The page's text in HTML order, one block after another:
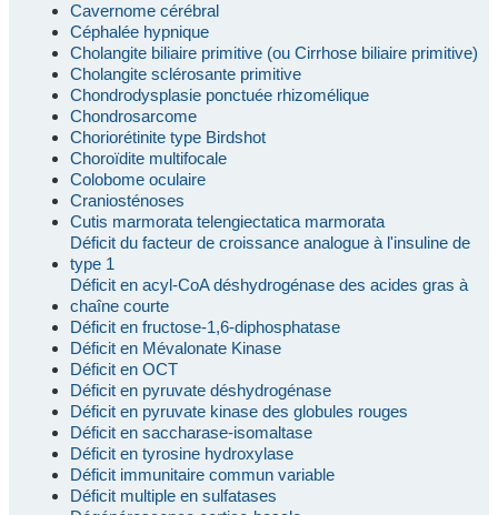
Cavernome cérébral
Céphalée hypnique
Cholangite biliaire primitive (ou Cirrhose biliaire primitive)
Cholangite sclérosante primitive
Chondrodysplasie ponctuée rhizomélique
Chondrosarcome
Choriorétinite type Birdshot
Choroïdite multifocale
Colobome oculaire
Craniosténoses
Cutis marmorata telengiectatica marmorata
Déficit du facteur de croissance analogue à l'insuline de
type 1
Déficit en acyl-CoA déshydrogénase des acides gras à
chaîne courte
Déficit en fructose-1,6-diphosphatase
Déficit en Mévalonate Kinase
Déficit en OCT
Déficit en pyruvate déshydrogénase
Déficit en pyruvate kinase des globules rouges
Déficit en saccharase-isomaltase
Déficit en tyrosine hydroxylase
Déficit immunitaire commun variable
Déficit multiple en sulfatases